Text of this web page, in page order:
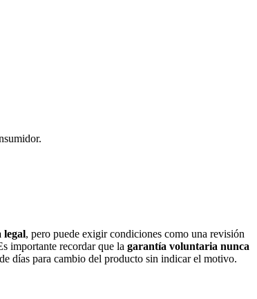
legal, pero puede exigir condiciones como una revisión
importante recordar que la garantía voluntaria nunca
días para cambio del producto sin indicar el motivo.